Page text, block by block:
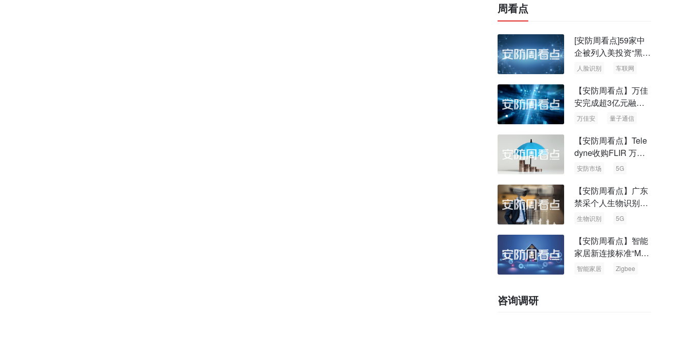
周看点
[安防周看点]59家中
企被列入美投资“黑名
单” 中国信通院启动
人脸识别 车联网
【安防周看点】万佳
安完成超3亿元融资
国内首批量子通信标
万佳安 量子通信
【安防周看点】Tele
dyne收购FLIR 万物
云新品牌“万御安防”
安防市场 5G
【安防周看点】广东
禁采个人生物识别信
息 中国5G基站占全
生物识别 5G
【安防周看点】智能
家居新连接标准“Matt
er” Zigbee联盟更名
智能家居 Zigbee
咨询调研